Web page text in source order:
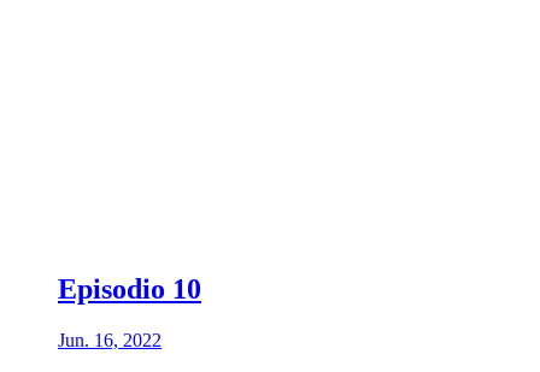
Episodio 10
Jun. 16, 2022